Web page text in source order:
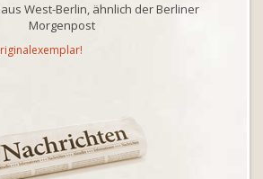
West-Berlin, ähnlich der Berliner
Morgenpost